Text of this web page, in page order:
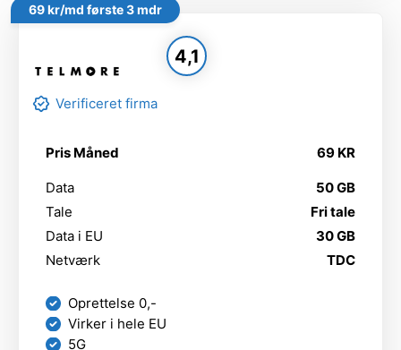
69 kr/md første 3 mdr
4,1
Verificeret firma
Pris Måned 69 KR
Data
50 GB
Tale
Fri tale
Data i EU
30 GB
Netværk
TDC
Oprettelse 0,-
Virker i hele EU
5G